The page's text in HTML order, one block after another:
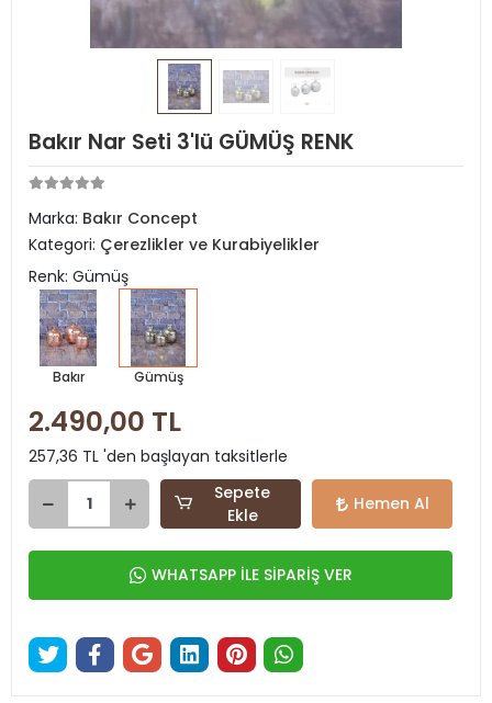
Bakır Nar Seti 3'lü GÜMÜŞ RENK
Marka: Bakır Concept
Kategori: Çerezlikler ve Kurabiyelikler
Renk: Gümüş
Bakır Gümüş
2.490,00 TL
257,36 TL 'den başlayan taksitlerle
Sepete
Ekle
Hemen Al
WHATSAPP İLE SİPARİŞ VER